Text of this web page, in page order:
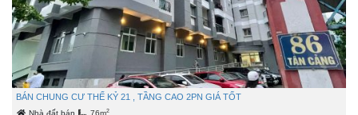
BÁN CHUNG CƯ THẾ KỶ 21 , TẦNG CAO 2PN GIÁ TỐT
Nhà đất bán 76m2